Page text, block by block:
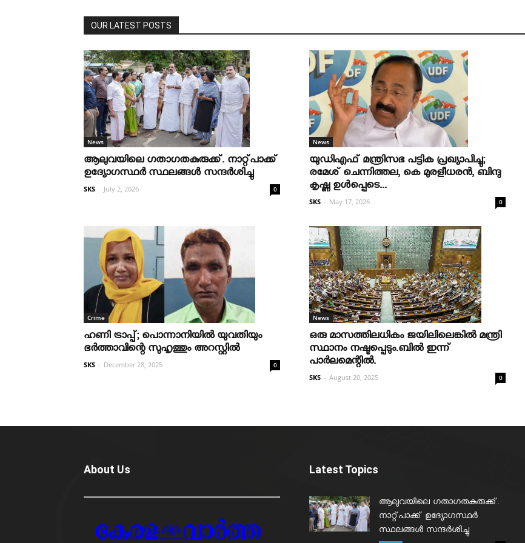
OUR LATEST POSTS
News
ആലുവയിലെ ഗതാഗതകുരുക്ക്. നാറ്റ്പാക്ക്
ഉദ്യോഗസ്ഥർ സ്ഥലങ്ങൾ സന്ദർശിച്ചു
SKS - July 2, 2026 0
News
യുഡിഎഫ് മന്ത്രിസഭ പട്ടിക പ്രഖ്യാപിച്ചു;
രമേശ് ചെന്നിത്തല, കെ മുരളീധരന്‍, ബിന്ദു
കൃഷ്ണ ഉള്‍പ്പെടെ...
SKS - May 17, 2026 0
Crime
ഹണി ട്രാപ്പ്; പൊന്നാനിയില്‍ യുവതിയും
ഭര്‍ത്താവിന്റെ സുഹൃത്തും അറസ്റ്റില്‍
SKS - December 28, 2025 0
News
ഒരു മാസത്തിലധികം ജയിലിലെങ്കില്‍ മന്ത്രി
സ്ഥാനം നഷ്ടപ്പെടും.ബില്‍ ഇന്ന്
പാര്‍ലമെന്റില്‍.
SKS - August 20, 2025 0
About Us Latest Topics
ആലുവയിലെ ഗതാഗതകുരുക്ക്.
നാറ്റ്പാക്ക് ഉദ്യോഗസ്ഥർ
സ്ഥലങ്ങൾ സന്ദർശിച്ചു